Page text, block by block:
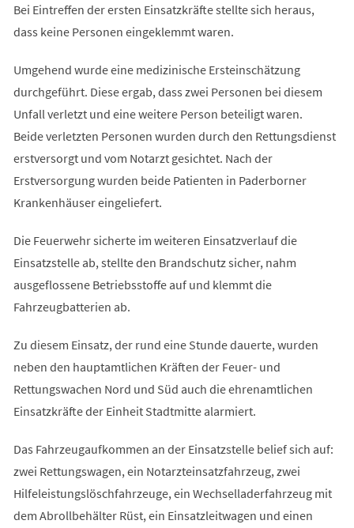
Bei Eintreffen der ersten Einsatzkräfte stellte sich heraus,
dass keine Personen eingeklemmt waren.
Umgehend wurde eine medizinische Ersteinschätzung
durchgeführt. Diese ergab, dass zwei Personen bei diesem
Unfall verletzt und eine weitere Person beteiligt waren.
Beide verletzten Personen wurden durch den Rettungsdienst
erstversorgt und vom Notarzt gesichtet. Nach der
Erstversorgung wurden beide Patienten in Paderborner
Krankenhäuser eingeliefert.
Die Feuerwehr sicherte im weiteren Einsatzverlauf die
Einsatzstelle ab, stellte den Brandschutz sicher, nahm
ausgeflossene Betriebsstoffe auf und klemmt die
Fahrzeugbatterien ab.
Zu diesem Einsatz, der rund eine Stunde dauerte, wurden
neben den hauptamtlichen Kräften der Feuer- und
Rettungswachen Nord und Süd auch die ehrenamtlichen
Einsatzkräfte der Einheit Stadtmitte alarmiert.
Das Fahrzeugaufkommen an der Einsatzstelle belief sich auf:
zwei Rettungswagen, ein Notarzteinsatzfahrzeug, zwei
Hilfeleistungslöschfahrzeuge, ein Wechselladerfahrzeug mit
dem Abrollbehälter Rüst, ein Einsatzleitwagen und einen